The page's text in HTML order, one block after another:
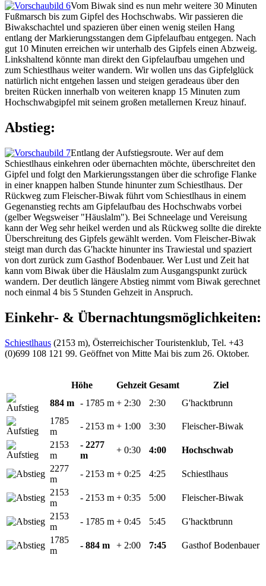
Vom Biwak sind es nun mehr weitere 30 Minuten
Fußmarsch bis zum Gipfel des Hochschwabs. Wir passieren die
Biwakschachtel und spazieren über einen wenig steilen Hang
entlang der Markierungsstangen dem Gipfelaufbau entgegen. Nach
gut 10 Minuten erreichen wir unterhalb des Gipfels einen Abzweig.
Linkshaltend könnte man direkt den Gipfelaufbau umgehen und
zum Schiestlhaus weiter wandern. Wir wollen uns das Gipfelglück
natürlich nicht entgehen lassen und steigen geradeaus über den
breiten Rücken innerhalb von weiteren knapp 15 Minuten zum
Hochschwabgipfel mit seinem großen metallernen Kreuz hinauf.
Abstieg:
Entlang der Aufstiegsroute. Wer auf dem
Schiestlhaus einkehren oder übernachten möchte, überschreitet den
Gipfel und folgt den Markierungsstangen über die schrofige Flanke
in einer knappen halben Stunde hinunter zum Schiestlhaus. Der
Rückweg zum Fleischer-Biwak führt vom Schiestlhaus in einem
Gegenanstieg rechts am Gipfelaufbau des Hochschwabs vorbei
(gelber Wegsweiser "Häuslalm"). Bei Schneelage und Vereisung
kann der Weg sehr heikel werden und als Rückweg sollte die direkte
Überschreitung des Gipfels gewählt werden. Vom Fleischer-Biwak
steigt man durch das G'hackte hinunter ins Trawiestal und spaziert
von dort zurück zum Gasthof Bodenbauer. Wer Lust und Zeit hat
kann vom Biwak über die Häuslalm zum Ausgangspunkt zurück
wandern. Der deutlich längere Abstieg nimmt vom Biwak gerechnet
noch einmal 4 bis 5 Stunden Gehzeit in Anspruch.
Einkehr- & Übernachtungsmöglichkeiten:
Schiestlhaus (2153 m), Österreichischer Touristenklub, Tel. +43
(0)699 108 121 99. Geöffnet von Mitte Mai bis zum 26. Oktober.
Höhe Gehzeit Gesamt
Ziel
884 m - 1785 m + 2:30 2:30
G'hacktbrunn
1785
m
- 2153 m + 1:00 3:30
Fleischer-Biwak
2153
m
- 2277
m
+ 0:30 4:00
Hochschwab
2277
m
- 2153 m + 0:25 4:25
Schiestlhaus
2153
m
- 2153 m + 0:35 5:00
Fleischer-Biwak
2153
m
- 1785 m + 0:45 5:45
G'hacktbrunn
1785
m
- 884 m + 2:00 7:45 Gasthof Bodenbauer